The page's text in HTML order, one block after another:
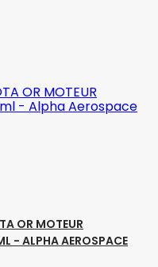
OR MOTEUR
- ALPHA AEROSPACE